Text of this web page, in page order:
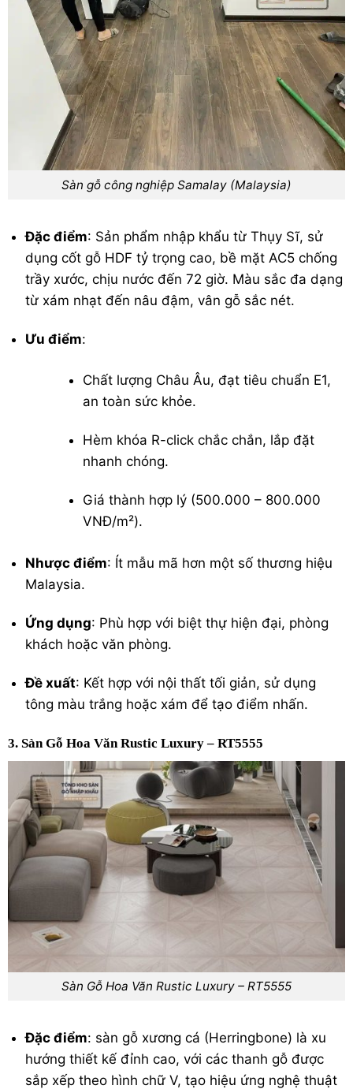
Sàn gỗ công nghiệp Samalay (Malaysia)
Đặc điểm: Sản phẩm nhập khẩu từ Thụy Sĩ, sử
dụng cốt gỗ HDF tỷ trọng cao, bề mặt AC5 chống
trầy xước, chịu nước đến 72 giờ. Màu sắc đa dạng
từ xám nhạt đến nâu đậm, vân gỗ sắc nét.
Ưu điểm:
Chất lượng Châu Âu, đạt tiêu chuẩn E1,
an toàn sức khỏe.
Hèm khóa R-click chắc chắn, lắp đặt
nhanh chóng.
Giá thành hợp lý (500.000 – 800.000
VNĐ/m²).
Nhược điểm: Ít mẫu mã hơn một số thương hiệu
Malaysia.
Ứng dụng: Phù hợp với biệt thự hiện đại, phòng
khách hoặc văn phòng.
Đề xuất: Kết hợp với nội thất tối giản, sử dụng
tông màu trắng hoặc xám để tạo điểm nhấn.
3. Sàn Gỗ Hoa Văn Rustic Luxury – RT5555
Sàn Gỗ Hoa Văn Rustic Luxury – RT5555
Đặc điểm: sàn gỗ xương cá (Herringbone) là xu
hướng thiết kế đỉnh cao, với các thanh gỗ được
sắp xếp theo hình chữ V, tạo hiệu ứng nghệ thuật